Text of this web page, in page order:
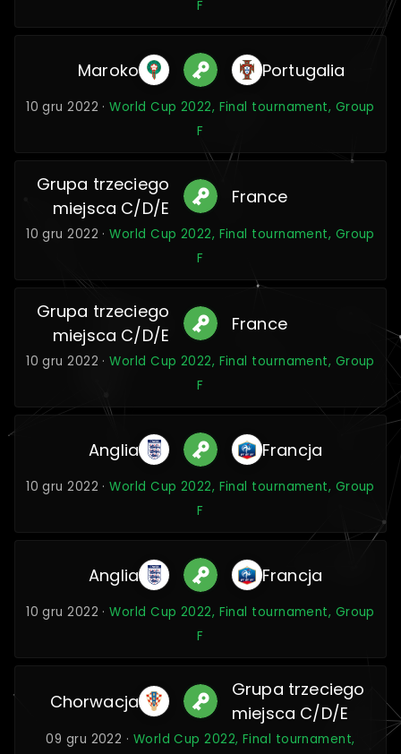
F
Maroko Portugalia
10 gru 2022 ·World Cup 2022, Final tournament, Group
F
Grupa trzeciego
miejsca C/D/E
France
10 gru 2022 ·World Cup 2022, Final tournament, Group
F
Grupa trzeciego
miejsca C/D/E
France
10 gru 2022 ·World Cup 2022, Final tournament, Group
F
Anglia Francja
10 gru 2022 ·World Cup 2022, Final tournament, Group
F
Anglia Francja
10 gru 2022 ·World Cup 2022, Final tournament, Group
F
Chorwacja
Grupa trzeciego
miejsca C/D/E
09 gru 2022 · World Cup 2022, Final tournament,